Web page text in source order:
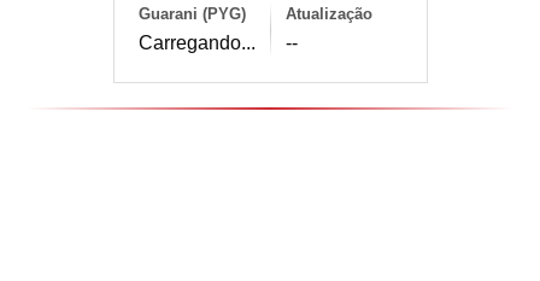
Guarani (PYG)
Carregando...
Atualização
--